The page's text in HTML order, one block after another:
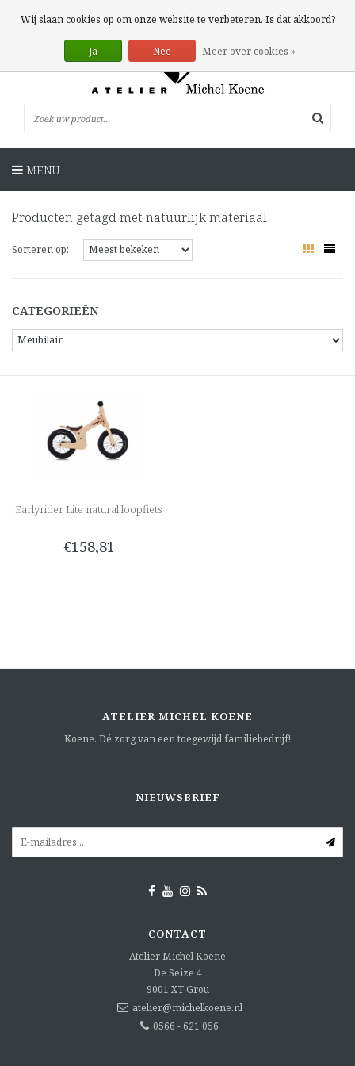
0 Artikelen
MENU
Producten getagd met natuurlijk materiaal
Sorteren op:
CATEGORIEËN
Earlyrider Lite natural loopfiets
€158,81
ATELIER MICHEL KOENE
Koene. Dé zorg van een toegewijd familiebedrijf!
NIEUWSBRIEF
CONTACT
Atelier Michel Koene
De Seize 4
9001 XT Grou
atelier@michelkoene.nl
0566 - 621 056
Wij slaan cookies op om onze website te verbeteren. Is dat akkoord?
Ja Nee Meer over cookies »